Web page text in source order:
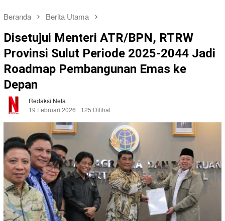
Beranda Berita Utama
Disetujui Menteri ATR/BPN, RTRW
Provinsi Sulut Periode 2025-2044 Jadi
Roadmap Pembangunan Emas ke
Depan
Redaksi Nefa
19 Februari 2026
125 Dilihat